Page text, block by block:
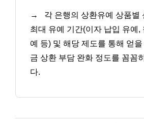
→
각 은행의 상환유예 상품별
최대 유예 기간(이자 납입 유예,
예 등) 및 해당 제도를 통해 얻
금 상환 부담 완화 정도를 꼼꼼
다.